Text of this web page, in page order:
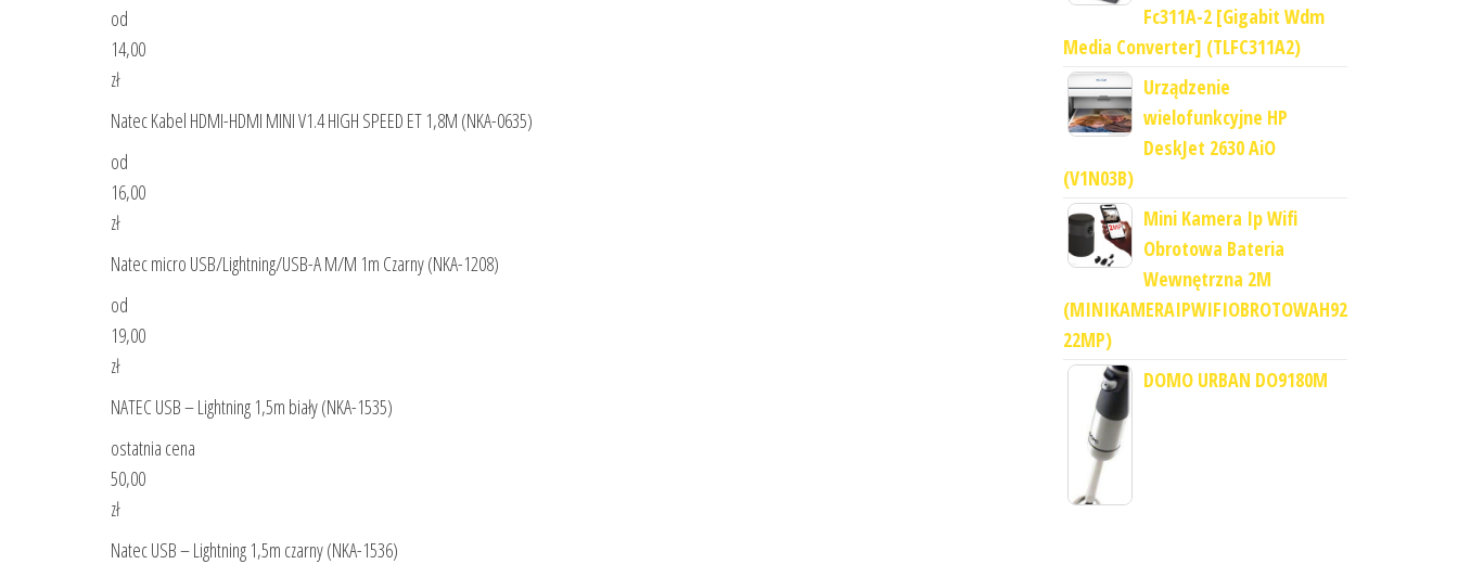
od
14,00
zł
Natec Kabel HDMI-HDMI MINI V1.4 HIGH SPEED ET 1,8M (NKA-0635)
od
16,00
zł
Natec micro USB/Lightning/USB-A M/M 1m Czarny (NKA-1208)
od
19,00
zł
NATEC USB – Lightning 1,5m biały (NKA-1535)
ostatnia cena
50,00
zł
Natec USB – Lightning 1,5m czarny (NKA-1536)
Fc311A-2 [Gigabit Wdm
Media Converter] (TLFC311A2)
Urządzenie
wielofunkcyjne HP
DeskJet 2630 AiO
(V1N03B)
Mini Kamera Ip Wifi
Obrotowa Bateria
Wewnętrzna 2M
(MINIKAMERAIPWIFIOBROTOWAH92
22MP)
DOMO URBAN DO9180M